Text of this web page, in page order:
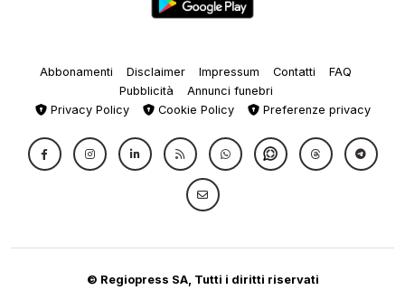
Abbonamenti Disclaimer Impressum Contatti
FAQ
Pubblicità
Annunci funebri
Privacy Policy
Cookie Policy Preferenze privacy
© Regiopress SA, Tutti i diritti riservati